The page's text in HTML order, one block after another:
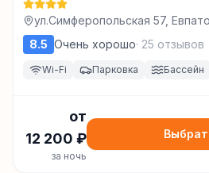
ул.Симферопольская 57,
8.5 Очень хорошо· 25 отзывов
Wi-Fi Парковка Бассейн
от
12 200 ₽
за ночь